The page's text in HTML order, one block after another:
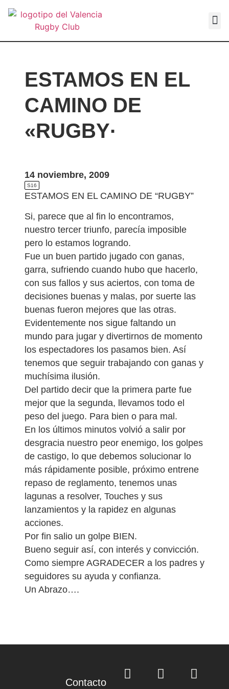
ESTAMOS EN EL
CAMINO DE
«RUGBY·
14 noviembre, 2009
S16
ESTAMOS EN EL CAMINO DE “RUGBY”
Si, parece que al fin lo encontramos,
nuestro tercer triunfo, parecía imposible
pero lo estamos logrando.
Fue un buen partido jugado con ganas,
garra, sufriendo cuando hubo que hacerlo,
con sus fallos y sus aciertos, con toma de
decisiones buenas y malas, por suerte las
buenas fueron mejores que las otras.
Evidentemente nos sigue faltando un
mundo para jugar y divertirnos de momento
los espectadores los pasamos bien. Así
tenemos que seguir trabajando con ganas y
muchísima ilusión.
Del partido decir que la primera parte fue
mejor que la segunda, llevamos todo el
peso del juego. Para bien o para mal.
En los últimos minutos volvió a salir por
desgracia nuestro peor enemigo, los golpes
de castigo, lo que debemos solucionar lo
más rápidamente posible, próximo entrene
repaso de reglamento, tenemos unas
lagunas a resolver, Touches y sus
lanzamientos y la rapidez en algunas
acciones.
Por fin salio un golpe BIEN.
Bueno seguir así, con interés y convicción.
Como siempre AGRADECER a los padres y
seguidores su ayuda y confianza.
Un Abrazo….
Contacto